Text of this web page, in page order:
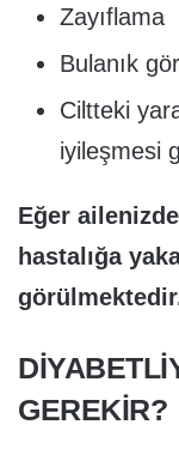
Zayıflama
Bulanık
Ciltteki
iyileşmesi
Eğer
hastalığa
GEREKİR?